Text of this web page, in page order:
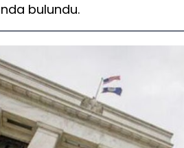
bulundu.